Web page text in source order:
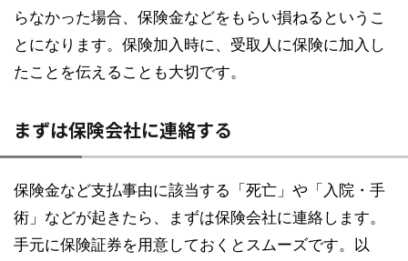
らなかった場合、保険金などをもらい損ねるというこ
とになります。保険加入時に、受取人に保険に加入し
たことを伝えることも大切です。
まずは保険会社に連絡する
保険金など支払事由に該当する「死亡」や「入院・手
術」などが起きたら、まずは保険会社に連絡します。
手元に保険証券を用意しておくとスムーズです。以